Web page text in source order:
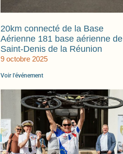
20km connecté de la Base
Aérienne 181 base aérienne de
Saint-Denis de la Réunion
9 octobre 2025
Voir l'événement